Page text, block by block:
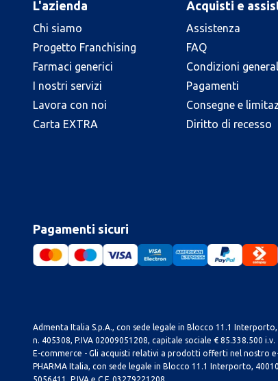
L'azienda
Chi siamo
Progetto Franchising
Farmaci generici
I nostri servizi
Lavora con noi
Carta EXTRA
Acquisti e
Assistenza
FAQ
Condizioni
Pagamenti
Consegne e
Diritto di recesso
Pagamenti sicuri
Admenta Italia S.p.A., con sede legale in Blocco 11.1
n. 405308, P.IVA 02009051208, capitale sociale € 85.338.500 i.v.
E-commerce - Gli acquisti relativi a prodotti offerti nel nostro
PHARMA Italia, con sede legale in Blocco 11.1 Interporto,